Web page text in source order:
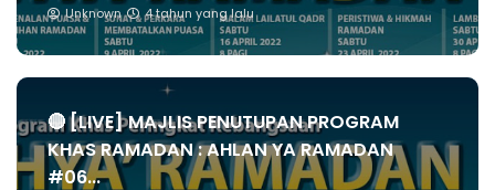
Unknown 4 tahun yang lalu
🔴 [LIVE] MAJLIS PENUTUPAN PROGRAM
KHAS RAMADAN : AHLAN YA RAMADAN
#06...